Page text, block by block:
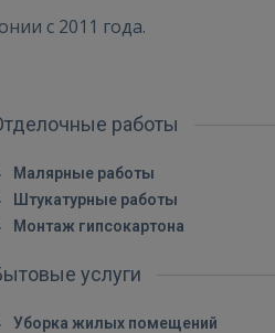
с 2011 года.
работы
Малярные работы
Штукатурные работы
Монтаж гипсокартона
услуги
Уборка жилых помещений